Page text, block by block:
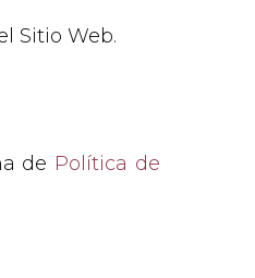
Sitio Web.
de Política de